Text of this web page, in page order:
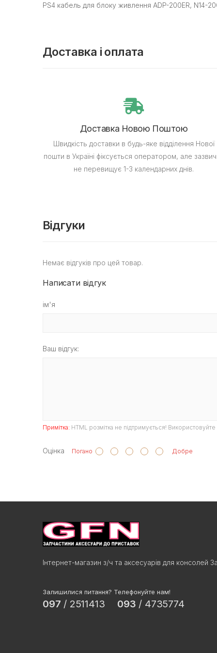
PS4 кабель для блоку живлення ADP-200ER, N14-
Доставка і оплата
Доставка Новою Поштою
Швидкість доставки в будь-яке відділення Нової
пошти в Україні фіксується оператором, але
не перевищує 1-3 календарних днів.
Відгуки
Немає відгуків про цей товар.
Написати відгук
ім'я
Ваш відгук:
Примітка: HTML розмітка не підтримується! Використовуйте
Оцінка Погано Добре
Інтернет-магазин з/ч та аксесуарів для консолей
Залишилися питання? Телефонуйте нам!
097 / 2511413 093 / 4735774